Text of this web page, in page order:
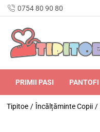
0754 80 90 80
în 24-48 de ore.
PRIMII PASI PANTOFI
Tipitoe / Încălțăminte Copii /